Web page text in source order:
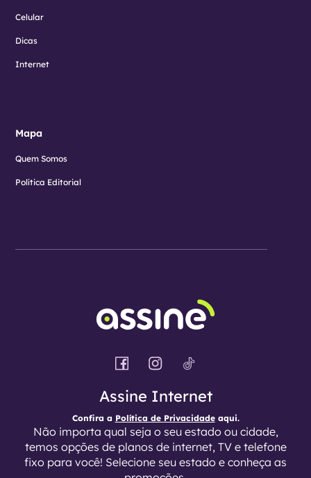
Celular
Dicas
Internet
Mapa
Quem Somos
Política Editorial
Assine Internet
Confira a Política de Privacidadeaqui.
Não importa qual seja o seu estado ou cidade,
temos opções de planos de internet, TV e telefone
fixo para você! Selecione seu estado e conheça as